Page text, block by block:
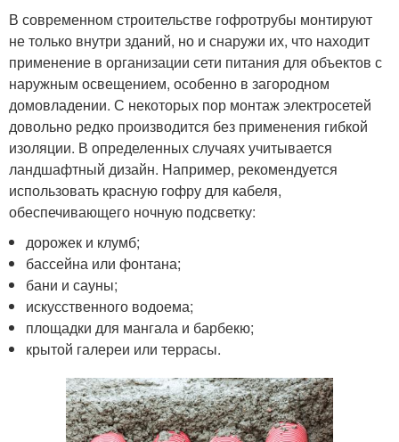
В современном строительстве гофротрубы монтируют
не только внутри зданий, но и снаружи их, что находит
применение в организации сети питания для объектов с
наружным освещением, особенно в загородном
домовладении. С некоторых пор монтаж электросетей
довольно редко производится без применения гибкой
изоляции. В определенных случаях учитывается
ландшафтный дизайн. Например, рекомендуется
использовать красную гофру для кабеля,
обеспечивающего ночную подсветку:
дорожек и клумб;
бассейна или фонтана;
бани и сауны;
искусственного водоема;
площадки для мангала и барбекю;
крытой галереи или террасы.